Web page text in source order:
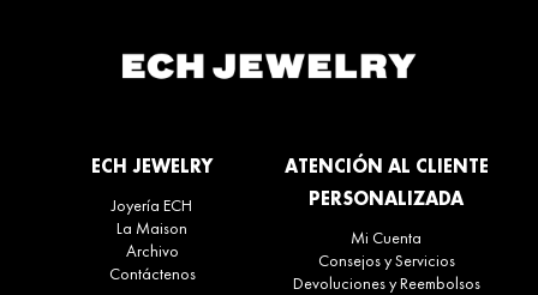
ECH JEWELRY
Joyería ECH
La Maison
Archivo
Contáctenos
ATENCIÓN AL CLIENTE
PERSONALIZADA
Mi Cuenta
Consejos y Servicios
Devoluciones y Reembolsos